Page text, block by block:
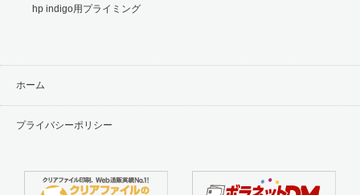
hp indigo用プライミング
ホーム
プライバシーポリシー